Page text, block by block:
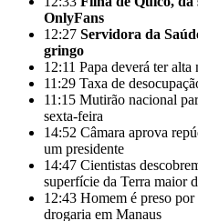
OnlyFans
12:27 Servidora da
gringo
12:11 Papa deverá ter alta
11:29 Taxa de
11:15 Mutirão nacional
sexta-feira
14:52 Câmara aprova
um presidente
14:47 Cientistas
superfície da Terra maior
12:43 Homem é preso por
drogaria em Manaus